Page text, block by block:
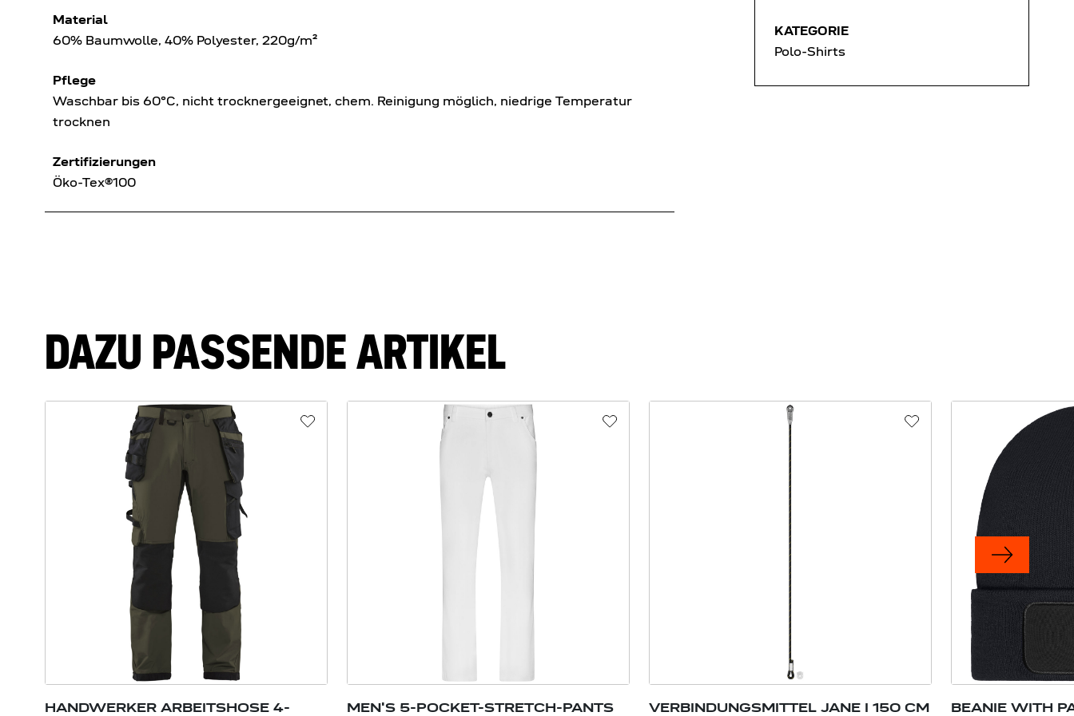
Material
60% Baumwolle, 40% Polyester, 220g/m²
Pflege
Waschbar bis 60°C, nicht trocknergeeignet, chem. Reinigung möglich, niedrige Temperatur
trocknen
Zertifizierungen
Öko-Tex®100
KATEGORIE
Polo-Shirts
DAZU PASSENDE ARTIKEL
HANDWERKER ARBEITSHOSE 4-
MEN'S 5-POCKET-STRETCH-PANTS
VERBINDUNGSMITTEL JANE I 150 CM BEANIE WITH